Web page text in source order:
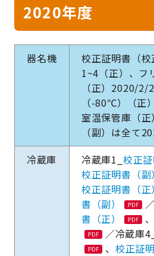
2020年度
器名機
校正証明書（
1~4（正）、フ
（正）2020/2/
（-80℃）（正
室温保管庫（
（副）は全て
冷蔵庫
冷蔵庫1_ 校正証
校正証明書（副）
校正証明書（正）
書（副）
書（正）
、
／冷蔵庫4_
、 校正証